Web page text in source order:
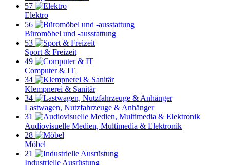
57
Elektro
56
Büromöbel und -ausstattung
53
Sport & Freizeit
49
Computer & IT
34
Klempnerei & Sanitär
34
Lastwagen, Nutzfahrzeuge & Anhänger
31
Audiovisuelle Medien, Multimedia & Elektronik
28
Möbel
21
Industrielle Ausrüstung